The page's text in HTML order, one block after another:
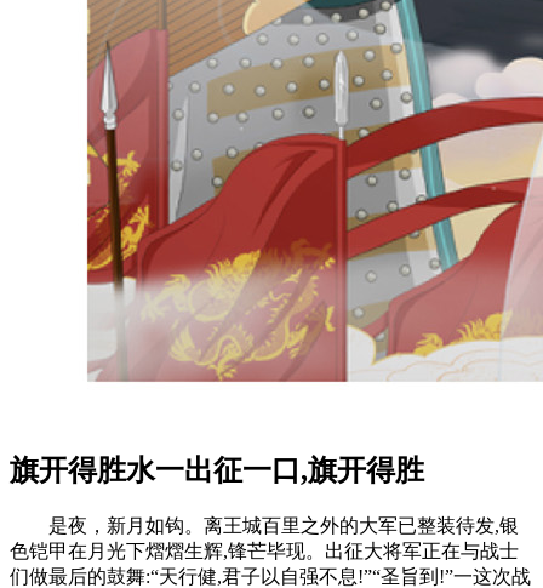
旗开得胜水一出征一口,旗开得胜
是夜，新月如钩。离王城百里之外的大军已整装待发,银
色铠甲在月光下熠熠生辉,锋芒毕现。出征大将军正在与战士
们做最后的鼓舞:“天行健,君子以自强不息!”“圣旨到!”一这次战